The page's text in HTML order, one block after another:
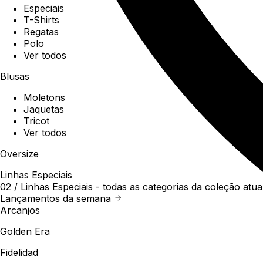
Especiais
T-Shirts
Regatas
Polo
Ver todos
Blusas
Moletons
Jaquetas
Tricot
Ver todos
Oversize
Linhas Especiais
02 / Linhas Especiais - todas as categorias da coleção
Lançamentos da semana
Arcanjos
Golden Era
Fidelidad